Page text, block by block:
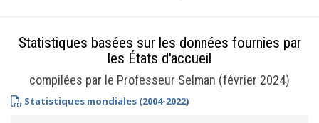
Statistiques basées sur les données fournies par
les États d'accueil
compilées par le Professeur Selman (février 2024)
Statistiques mondiales (2004-2022)